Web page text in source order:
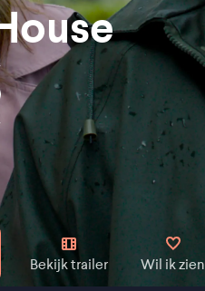
Bekijk trailer Wil ik zien